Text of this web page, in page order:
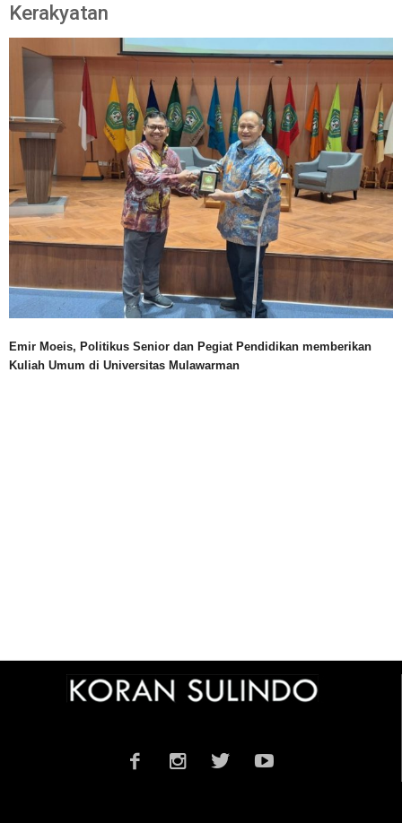
Kerakyatan
Emir Moeis, Politikus Senior dan Pegiat Pendidikan memberikan
Kuliah Umum di Universitas Mulawarman